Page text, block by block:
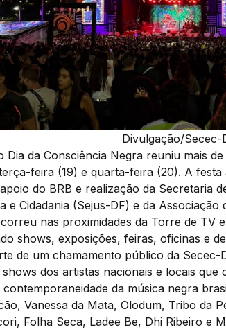
Divulgação/Secec-
Dia da Consciência Negra reuniu mais
feira (19) e quarta-feira (20). A
do BRB e realização da Secretaria
e Cidadania (Sejus-DF) e da
nas proximidades da Torre de TV
shows, exposições, feiras, oficinas e
de um chamamento público da Secec-
dos artistas nacionais e locais
contemporaneidade da música negra
Vanessa da Mata, Olodum, Tribo da
Folha Seca, Ladee Be, Dhi Ribeiro e